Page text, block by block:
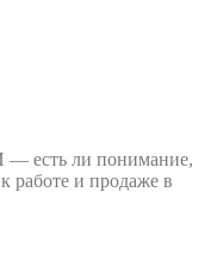
— есть ли понимание,
работе и продаже в